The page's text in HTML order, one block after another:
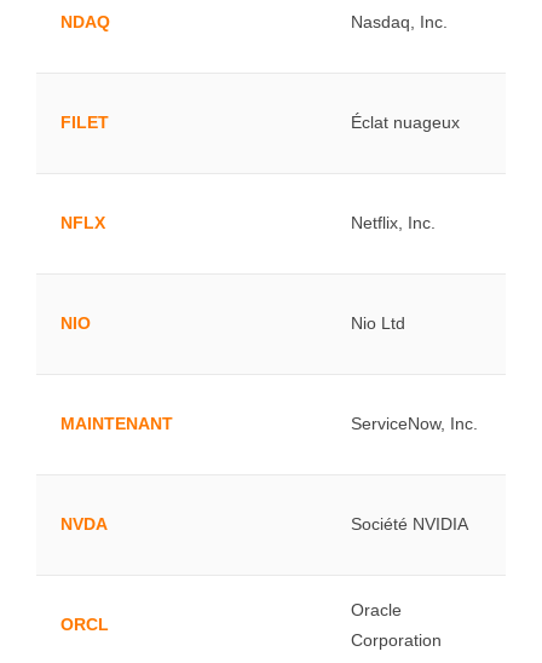
NDAQ Nasdaq, Inc.
FILET Éclat nuageux
NFLX Netflix, Inc.
NIO Nio Ltd
MAINTENANT ServiceNow, Inc.
NVDA Société NVIDIA
ORCL
Oracle
Corporation